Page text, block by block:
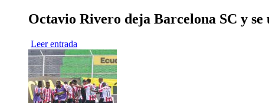
Octavio Rivero deja Barcelona SC y
Leer entrada